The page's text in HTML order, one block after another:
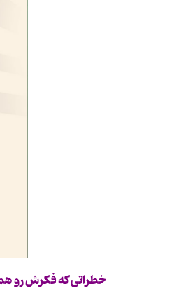
خطراتی که فکرش رو